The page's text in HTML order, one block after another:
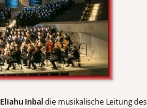
Eliahu Inbal die musikalische Leitung des